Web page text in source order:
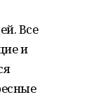
Все
и